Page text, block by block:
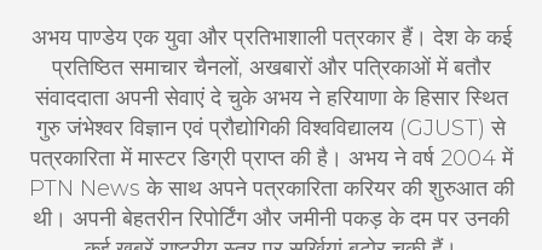
अभय पाण्डेय एक युवा और प्रतिभाशाली पत्रकार हैं। देश के कई
प्रतिष्ठित समाचार चैनलों, अखबारों और पत्रिकाओं में बतौर
संवाददाता अपनी सेवाएं दे चुके अभय ने हरियाणा के हिसार स्थित
गुरु जंभेश्वर विज्ञान एवं प्रौद्योगिकी विश्वविद्यालय (GJUST) से
पत्रकारिता में मास्टर डिग्री प्राप्त की है। अभय ने वर्ष 2004 में
PTN News के साथ अपने पत्रकारिता करियर की शुरुआत की
थी। अपनी बेहतरीन रिपोर्टिंग और जमीनी पकड़ के दम पर उनकी